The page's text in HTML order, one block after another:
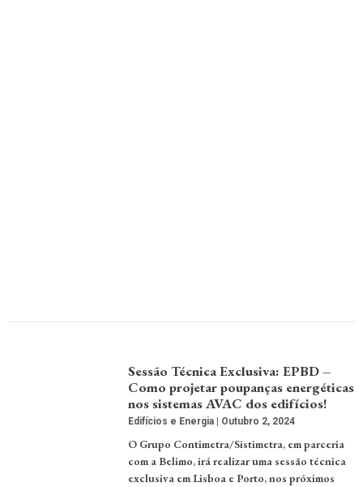
Sessão Técnica Exclusiva: EPBD –
Como projetar poupanças energéticas
nos sistemas AVAC dos edifícios!
Edifícios e Energia Outubro 2, 2024
O Grupo Contimetra/Sistimetra, em parceria
com a Belimo, irá realizar uma sessão técnica
exclusiva em Lisboa e Porto, nos próximos